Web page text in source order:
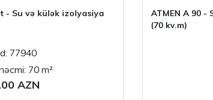
77940
70 m²
AZN
ATMEN A 90 - Su və külək izolyasiya membranı
(70 kv.m)